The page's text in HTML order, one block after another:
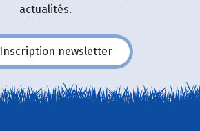
actualités.
Inscription newsletter